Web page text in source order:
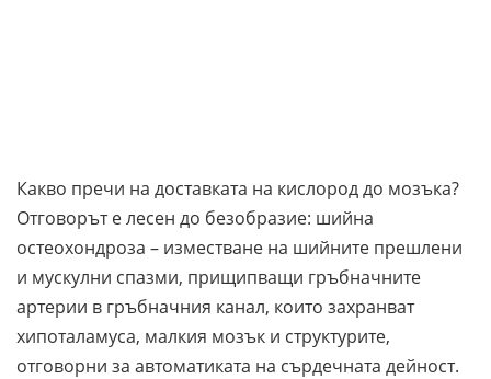
Какво пречи на доставката на кислород до мозъка?
Отговорът е лесен до безобразие: шийна
остеохондроза – изместване на шийните прешлени
и мускулни спазми, прищипващи гръбначните
артерии в гръбначния канал, които захранват
хипоталамуса, малкия мозък и структурите,
отговорни за автоматиката на сърдечната дейност.